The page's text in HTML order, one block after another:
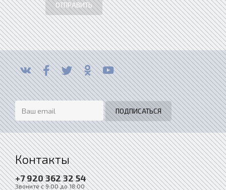
ОТПРАВИТЬ
Контакты
+7 920 362 32 54
Звоните с 9:00 до 18:00